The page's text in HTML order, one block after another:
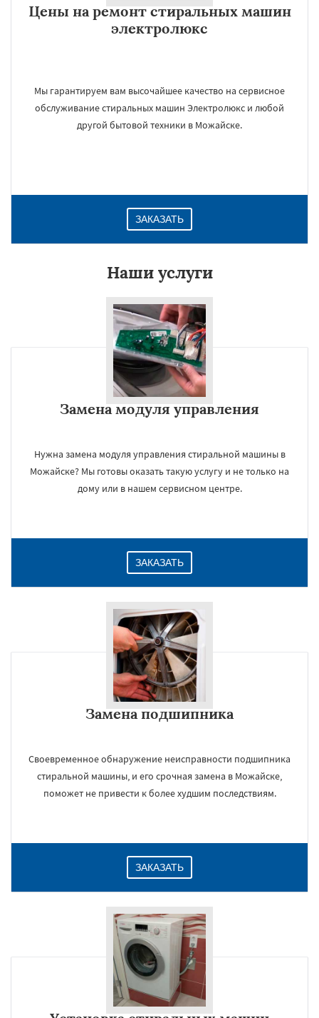
Цены на ремонт стиральных машин
электролюкс
Мы гарантируем вам высочайшее качество на сервисное
обслуживание стиральных машин Электролюкс и любой
другой бытовой техники в Можайске.
ЗАКАЗАТЬ
Наши услуги
Замена модуля управления
Нужна замена модуля управления стиральной машины в
Можайске? Мы готовы оказать такую услугу и не только на
дому или в нашем сервисном центре.
ЗАКАЗАТЬ
Замена подшипника
Своевременное обнаружение неисправности подшипника
стиральной машины, и его срочная замена в Можайске,
поможет не привести к более худшим последствиям.
ЗАКАЗАТЬ
Даю согласие на обработку персональных данных